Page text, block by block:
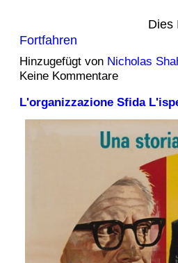
Dies
Fortfahren
Hinzugefügt von Nicholas
Keine Kommentare
L'organizzazione Sfida